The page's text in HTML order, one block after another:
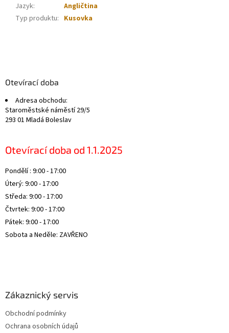
Jazyk:
Angličtina
Typ produktu: Kusovka
Otevírací doba
Adresa obchodu:
Staroměstské náměstí 29/5
293 01 Mladá Boleslav
Otevírací doba od 1.1.2025
Pondělí : 9:00 - 17:00
Úterý: 9:00 - 17:00
Středa: 9:00 - 17:00
Čtvrtek: 9:00 - 17:00
Pátek: 9:00 - 17:00
Sobota a Neděle: ZAVŘENO
Zákaznický servis
Obchodní podmínky
Ochrana osobních údajů